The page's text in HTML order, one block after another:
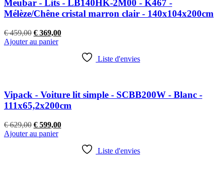
Meubar - Lits - LB140HK-2M00 - K467 -
Mélèze/Chêne cristal marron clair - 140x104x200cm
€459,00 Le
prix
€ 369,00Le
Ajouter au panier
Liste d'envies
Vipack - Voiture lit simple - SCBB200W - Blanc -
111x65,2x200cm
€629,00 Le
prix
€ 599,00Le
Ajouter au panier
Liste d'envies